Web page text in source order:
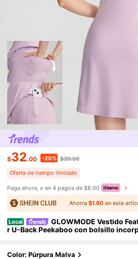
$32.00 -20% $39.99
Oferta de tiempo limitado
Paga ahora, o en 4 pagos de $8.00
Ahorra $1.60 en este
Local
GLOWMODE Vestido
r U-Back Peekaboo con bolsillo
Color: Púrpura Malva